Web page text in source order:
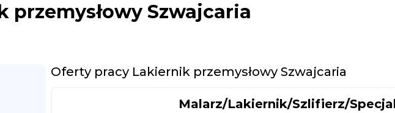
przemysłowy Szwajcaria
Oferty pracy Lakiernik przemysłowy Szwajcaria
Malarz/Lakiernik/Szlifierz/